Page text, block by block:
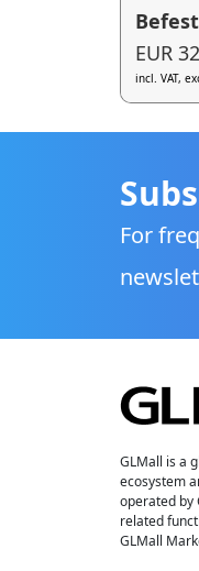
EUR
incl. VAT,
For
GLMall is a
ecosystem
operated by
related
GLMall